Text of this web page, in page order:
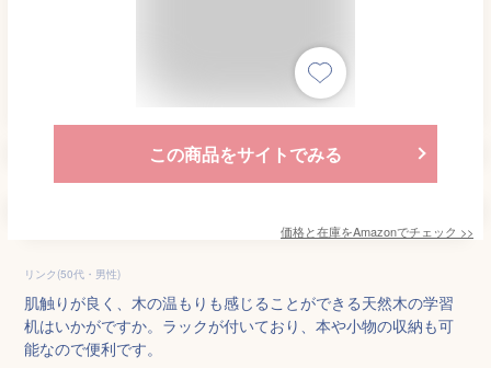
この商品をサイトでみる
価格と在庫をAmazonでチェック >>
リンク(50代・男性)
肌触りが良く、木の温もりも感じることができる天然木の学習
机はいかがですか。ラックが付いており、本や小物の収納も可
能なので便利です。